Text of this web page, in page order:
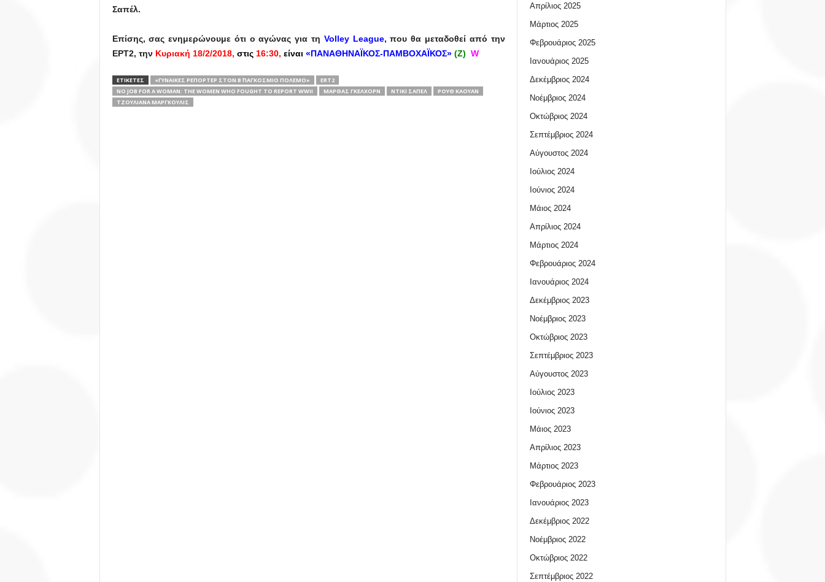
Σαπέλ.
Επίσης, σας ενημερώνουμε ότι ο αγώνας για τη Volley League, που θα μεταδοθεί από την
ΕΡΤ2, την Κυριακή 18/2/2018, στις16:30, είναι «ΠΑΝΑΘΗΝΑΪΚΟΣ-ΠΑΜΒΟΧΑΪΚΟΣ» (Ζ) W
ΕΤΙΚΕΤΕΣ «ΓΥΝΑΊΚΕΣ ΡΕΠΌΡΤΕΡ ΣΤΟΝ Β΄ ΠΑΓΚΌΣΜΙΟ ΠΌΛΕΜΟ»
ERT2
NO JOB FOR A WOMAN: THE WOMEN WHO FOUGHT TO REPORT WWII
ΜΆΡΘΑΣ ΓΚΈΛΧΟΡΝ ΝΤΊΚΙ ΣΑΠΈΛ
ΡΟΥΘ ΚΆΟΥΑΝ
ΤΖΟΥΛΙΆΝΑ ΜΆΡΓΚΟΥΛΙΣ
Απρίλιος 2025
Μάρτιος 2025
Φεβρουάριος 2025
Ιανουάριος 2025
Δεκέμβριος 2024
Νοέμβριος 2024
Οκτώβριος 2024
Σεπτέμβριος 2024
Αύγουστος 2024
Ιούλιος 2024
Ιούνιος 2024
Μάιος 2024
Απρίλιος 2024
Μάρτιος 2024
Φεβρουάριος 2024
Ιανουάριος 2024
Δεκέμβριος 2023
Νοέμβριος 2023
Οκτώβριος 2023
Σεπτέμβριος 2023
Αύγουστος 2023
Ιούλιος 2023
Ιούνιος 2023
Μάιος 2023
Απρίλιος 2023
Μάρτιος 2023
Φεβρουάριος 2023
Ιανουάριος 2023
Δεκέμβριος 2022
Νοέμβριος 2022
Οκτώβριος 2022
Σεπτέμβριος 2022